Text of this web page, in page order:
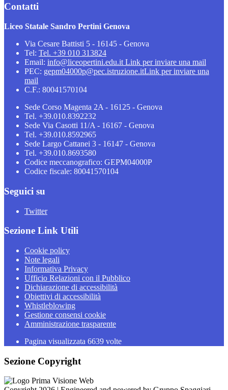
Contatti
Liceo Statale Sandro Pertini Genova
Via Cesare Battisti 5 - 16145 - Genova
Tel: Tel. +39 010 313824
Email: info@liceopertini.edu.it Link per inviare una mail
PEC: gepm04000p@pec.istruzione.itLink per inviare una
mail
C.F.: 80041570104
Sede Corso Magenta 2A - 16125 - Genova
Tel. +39.010.8392232
Sede Via Casotti 11/A - 16167 - Genova
Tel. +39.010.8592965
Sede Largo Cattanei 3 - 16147 - Genova
Tel. +39.010.8693580
Codice meccanografico: GEPM04000P
Codice fiscale: 80041570104
Seguici su
Twitter
Sezione Link Utili
Cookie policy
Note legali
Informativa Privacy
Ufficio Relazioni con il Pubblico
Dichiarazione di accessibilità
Obiettivi di accessibilità
Whistleblowing
Gestione consensi cookie
Amministrazione trasparente
Pagina visualizzata 6639 volte
Sezione Copyright